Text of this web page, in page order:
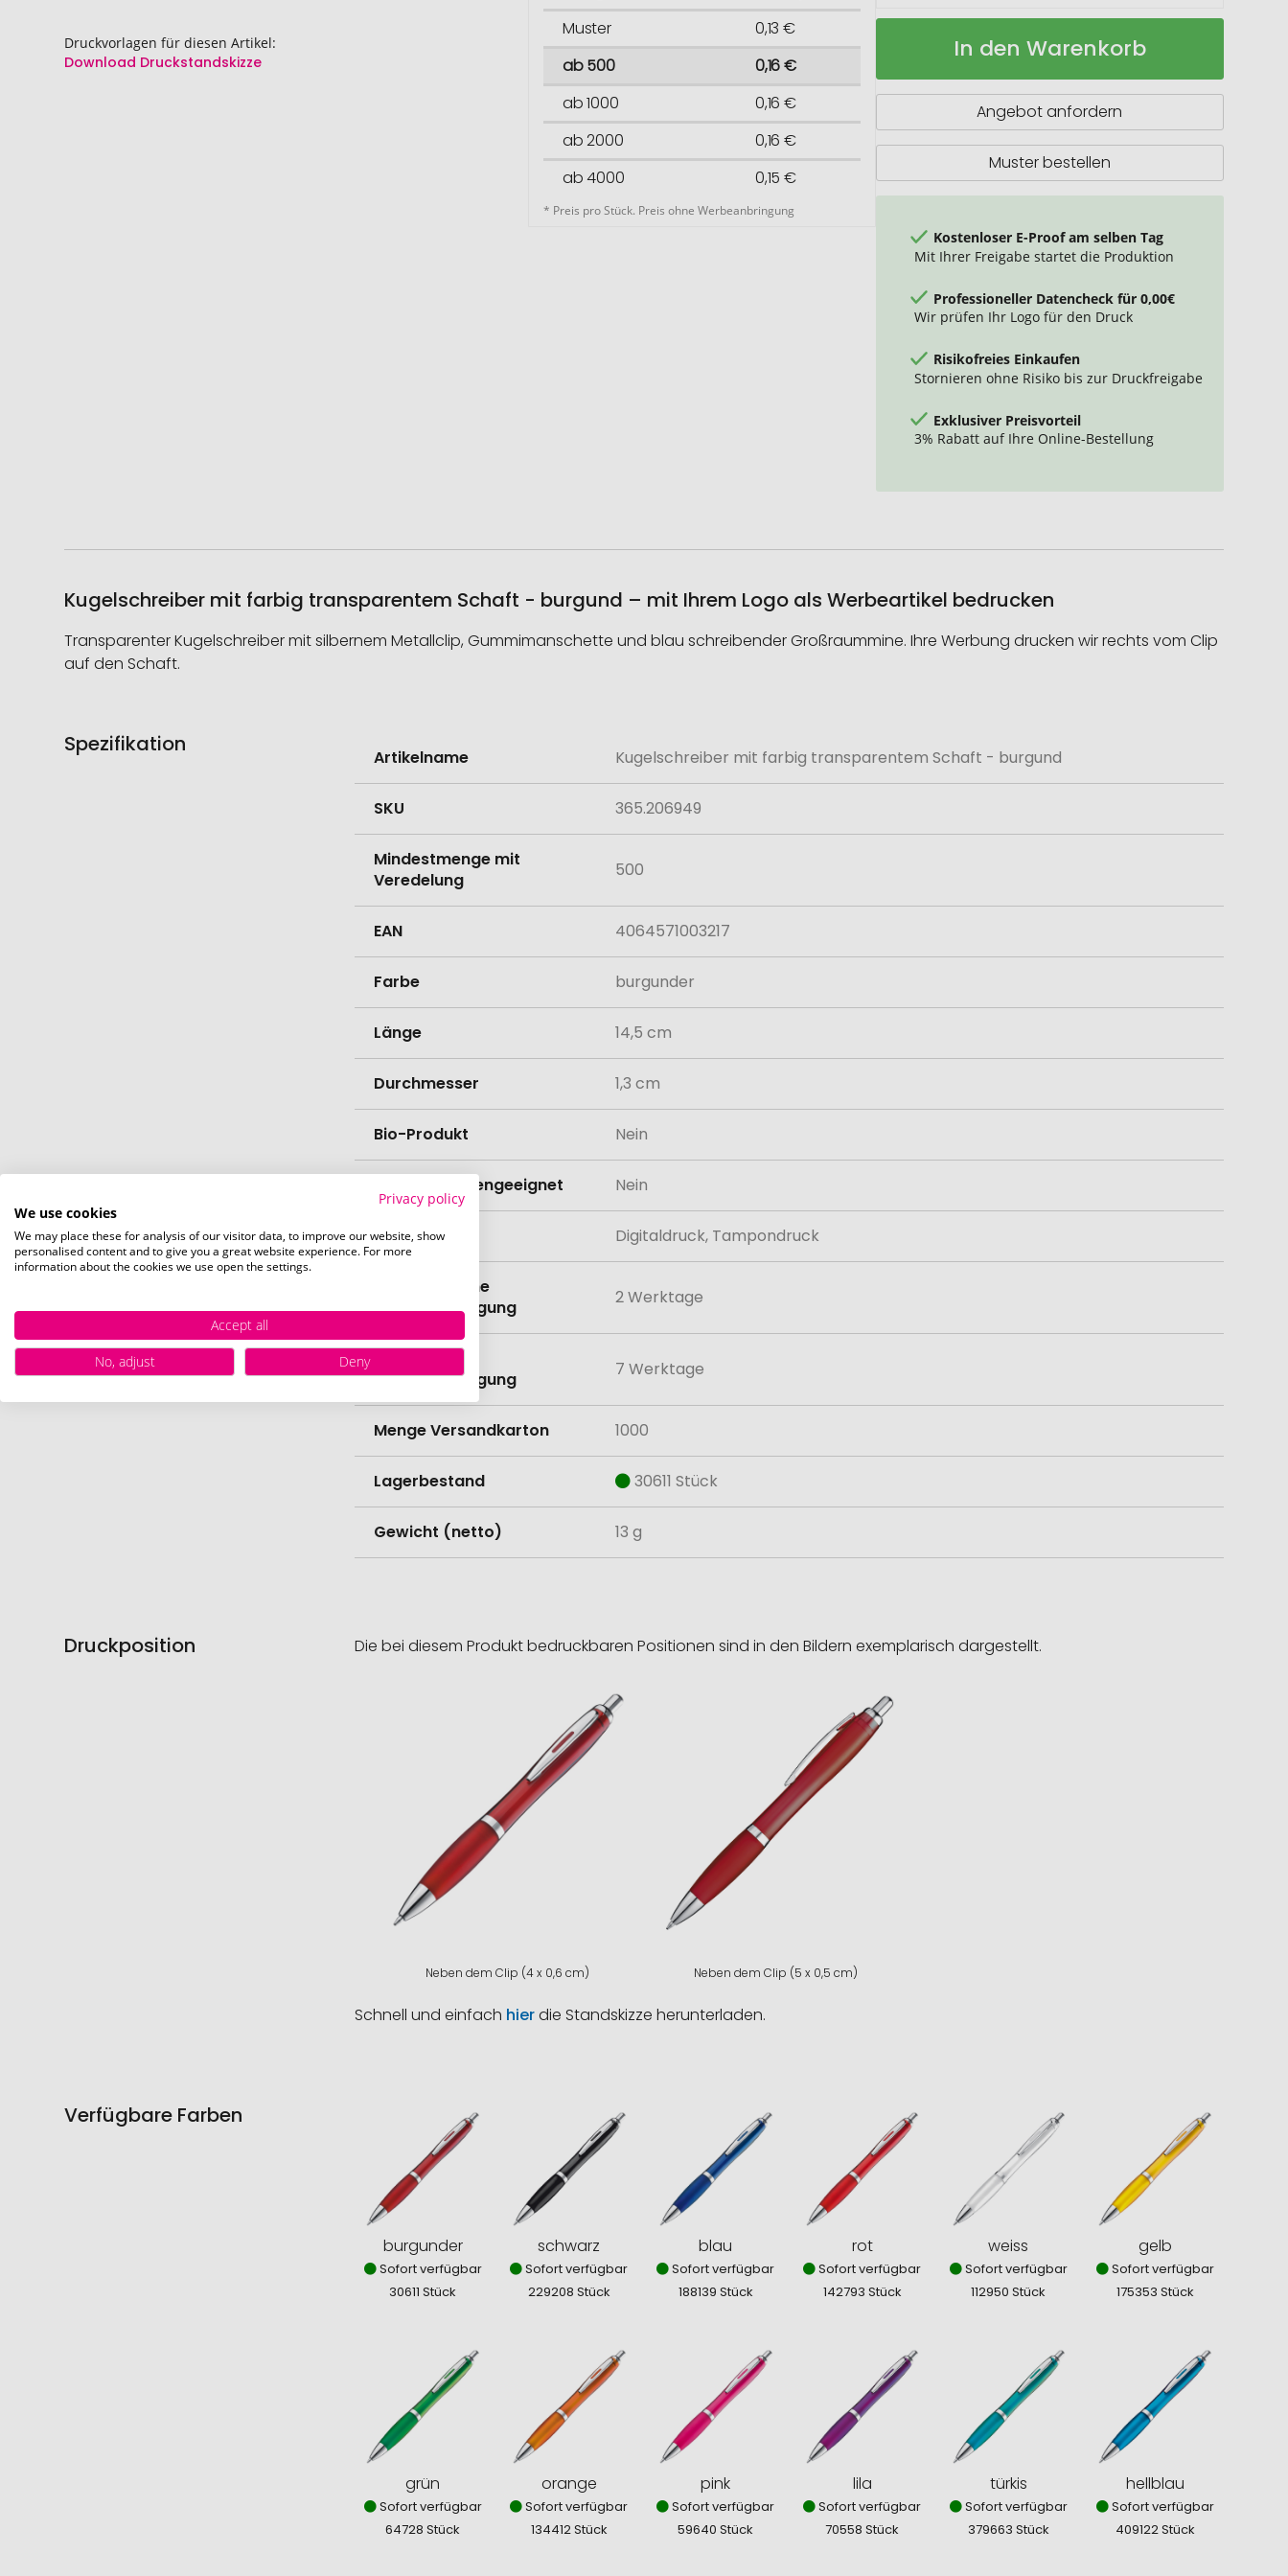
Druckvorlagen für diesen Artikel:
Download Druckstandskizze
Muster
0,13 €
ab 500
0,16 €
ab 1000
0,16 €
ab 2000
0,16 €
ab 4000
0,15 €
* Preis pro Stück. Preis ohne Werbeanbringung
Kugelschreiber
transparentem
Auf
In den Warenkorb
Angebot anfordern
Muster bestellen
Kostenloser E-Proof am selben Tag
Mit Ihrer Freigabe startet die Produktion
Professioneller Datencheck für 0,00€
Wir prüfen Ihr Logo für den Druck
Risikofreies Einkaufen
Stornieren ohne Risiko bis zur Druckfreigabe
Exklusiver Preisvorteil
3% Rabatt auf Ihre Online-Bestellung
Kugelschreiber mit farbig transparentem Schaft - burgund – mit Ihrem Logo als Werbeartikel bedrucken
Transparenter Kugelschreiber mit silbernem Metallclip, Gummimanschette und blau schreibender Großraummine. Ihre Werbung drucken wir rechts vom Clip
auf den Schaft.
Spezifikation
Informationen
Artikelname Kugelschreiber mit farbig transparentem Schaft - burgund
SKU 365.206949
Mindestmenge mit
Veredelung
500
EAN 4064571003217
Farbe burgunder
Länge 14,5 cm
Durchmesser 1,3 cm
Bio-Produkt Nein
Spülmaschinengeeignet Nein
Veredelung Digitaldruck, Tampondruck
Lieferzeit ohne
Werbeanbringung
2 Werktage
Lieferzeit mit
Werbeanbringung
7 Werktage
Menge Versandkarton 1000
Lagerbestand 30611 Stück
Gewicht (netto) 13 g
Druckposition Die bei diesem Produkt bedruckbaren Positionen sind in den Bildern exemplarisch dargestellt.
Neben dem Clip (4 x 0,6 cm) Neben dem Clip (5 x 0,5 cm)
Schnell und einfach hierdie Standskizze herunterladen.
Verfügbare Farben
burgunder
Sofort verfügbar
30611 Stück
schwarz
Sofort verfügbar
229208 Stück
blau
Sofort verfügbar
188139 Stück
rot
Sofort verfügbar
142793 Stück
weiss
Sofort verfügbar
112950 Stück
gelb
Sofort verfügbar
175353 Stück
grün
Sofort verfügbar
64728 Stück
orange
Sofort verfügbar
134412 Stück
pink
Sofort verfügbar
59640 Stück
lila
Sofort verfügbar
70558 Stück
türkis
Sofort verfügbar
379663 Stück
hellblau
Sofort verfügbar
409122 Stück
Privacy policy
We use cookies
We may place these for analysis of our visitor data, to improve our website, show
personalised content and to give you a great website experience. For more
information about the cookies we use open the settings.
Accept all
No, adjust
Deny